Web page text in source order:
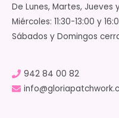
De Lunes, Martes, Jueves
Miércoles: 11:30-13:00 y
Sábados y Domingos
942 84 00 82